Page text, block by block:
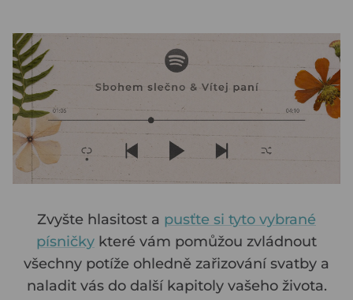
Zvyšte hlasitost a pusťte si tyto vybrané
písničky které vám pomůžou zvládnout
všechny potíže ohledně zařizování svatby a
naladit vás do další kapitoly vašeho života.